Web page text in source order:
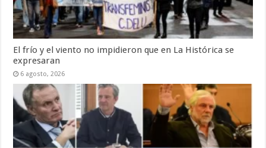
El frío y el viento no impidieron que en La Histórica se
expresaran
6 agosto, 2026